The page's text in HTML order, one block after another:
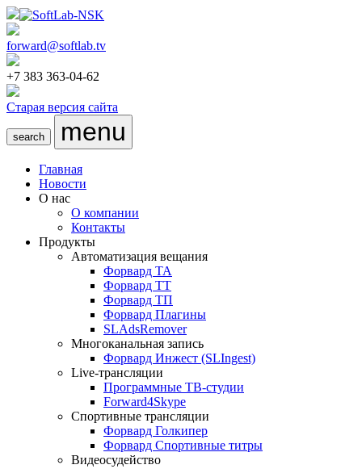
forward@softlab.tv
+7 383 363-04-62
Старая версия сайта
search menu
Главная
Новости
О нас
О компании
Контакты
Продукты
Автоматизация вещания
Форвард ТА
Форвард ТТ
Форвард ТП
Форвард Плагины
SLAdsRemover
Многоканальная запись
Форвард Инжест (SLIngest)
Live-трансляции
Программные ТВ-студии
Forward4Skype
Спортивные трансляции
Форвард Голкипер
Форвард Спортивные титры
Видеосудейство